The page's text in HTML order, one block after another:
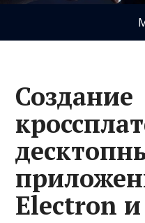
Создание
Electron